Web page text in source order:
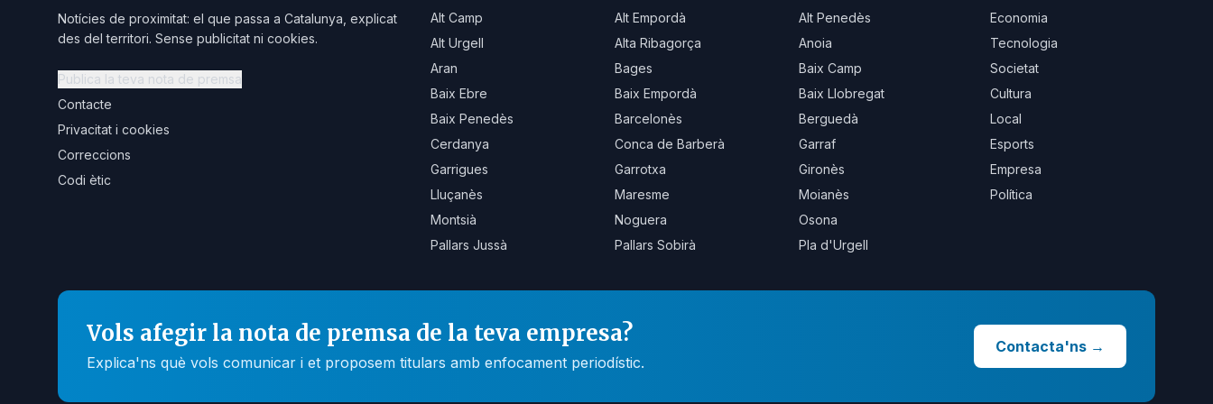
Notícies de proximitat: el que passa a Catalunya, explicat
des del territori. Sense publicitat ni cookies.
Publica la teva nota de premsa
Contacte
Privacitat i cookies
Correccions
Codi ètic
Alt Camp Alt Empordà
Alt Penedès
Alt Urgell
Alta Ribagorça
Anoia
Aran
Bages
Baix Camp
Baix Ebre
Baix Empordà
Baix Llobregat
Baix Penedès
Barcelonès
Berguedà
Cerdanya
Conca de Barberà
Garraf
Garrigues
Garrotxa
Gironès
Lluçanès
Maresme
Moianès
Montsià
Noguera
Osona
Pallars Jussà
Pallars Sobirà Pla d'Urgell
Economia
Tecnologia
Societat
Cultura
Local
Esports
Empresa
Política
Vols afegir la nota de premsa de la teva empresa?
Explica'ns què vols comunicar i et proposem titulars amb enfocament periodístic.
Contacta'ns →